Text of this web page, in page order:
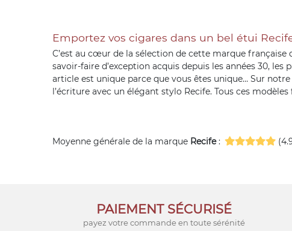
Emportez vos cigares dans un bel étui
C’est au cœur de la sélection de cette marque française
savoir-faire d’exception acquis depuis les années 30,
article est unique parce que vous êtes unique… Sur
l’écriture avec un élégant stylo Recife. Tous ces
Moyenne générale de la marque Recife:
PAIEMENT SÉCURISÉ
payez votre commande en toute sérénité